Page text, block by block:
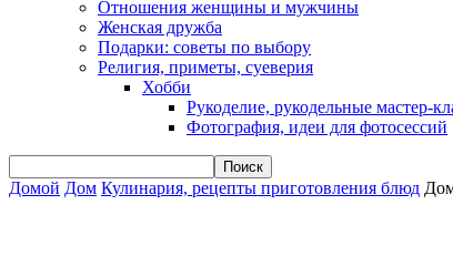
Отношения женщины и мужчины
Женская дружба
Подарки: советы по выбору
Религия, приметы, суеверия
Хобби
Рукоделие, рукодельные мастер-
Фотография, идеи для фотосессий
Домой Дом Кулинария, рецепты приготовления блюд